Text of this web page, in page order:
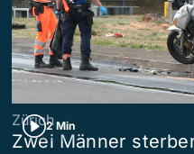
2 Min
Zürich
Zwei Männer